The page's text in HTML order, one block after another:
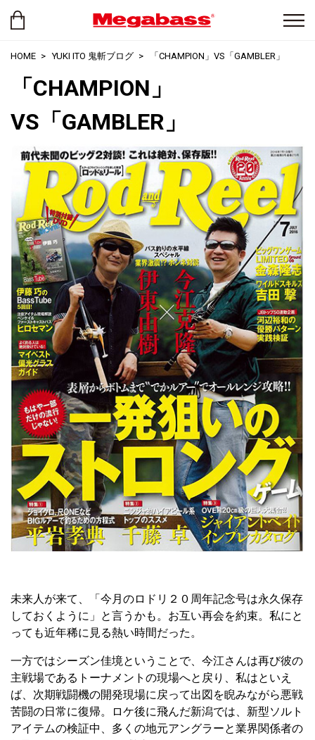
HOME YUKI ITO 鬼斬ブログ 「CHAMPION」VS「GAMBLER」
「CHAMPION」
VS「GAMBLER」
未来人が来て、「今月のロドリ２０周年記念号は永久保存
しておくように」と言うかも。お互い再会を約束。私にと
っても近年稀に見る熱い時間だった。
一方ではシーズン佳境ということで、今江さんは再び彼の
主戦場であるトーナメントの現場へと戻り、私はといえ
ば、次期戦闘機の開発現場に戻って出図を睨みながら悪戦
苦闘の日常に復帰。ロケ後に飛んだ新潟では、新型ソルト
アイテムの検証中、多くの地元アングラーと業界関係者の